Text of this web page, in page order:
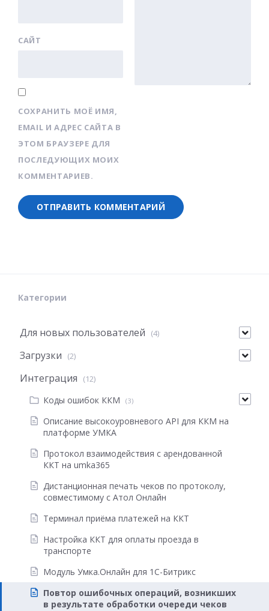
САЙТ
СОХРАНИТЬ МОЁ ИМЯ,
EMAIL И АДРЕС САЙТА В
ЭТОМ БРАУЗЕРЕ ДЛЯ
ПОСЛЕДУЮЩИХ МОИХ
КОММЕНТАРИЕВ.
Категории
Для новых пользователей (4)
Загрузки (2)
Интеграция (12)
Коды ошибок ККМ (3)
Описание высокоуровневого API для ККМ на
платформе УМКА
Протокол взаимодействия с арендованной
ККТ на umka365
Дистанционная печать чеков по протоколу,
совместимому с Атол Онлайн
Терминал приёма платежей на ККТ
Настройка ККТ для оплаты проезда в
транспорте
Модуль Умка.Онлайн для 1С-Битрикс
Повтор ошибочных операций, возникших
в результате обработки очереди чеков